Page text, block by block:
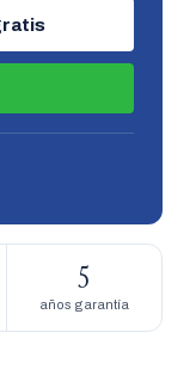
5
años garantía